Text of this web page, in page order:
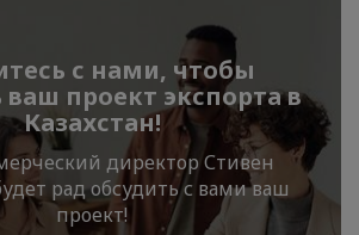
с нами, чтобы
ваш проект экспорта в
Казахстан!
директор Стивен
рад обсудить с вами ваш
проект!